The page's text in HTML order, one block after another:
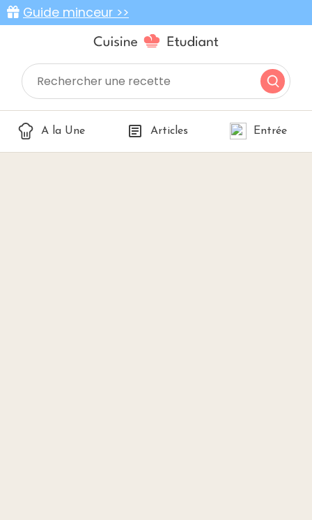
Guide minceur >>
A la Une Articles Entrée